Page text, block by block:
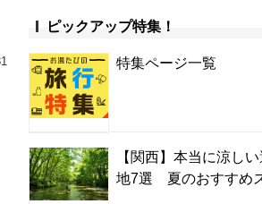
ピックアップ特集！
特集ページ一覧
【関西】本当に涼し
地7選 夏のおすすめ